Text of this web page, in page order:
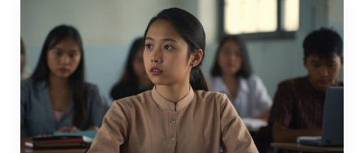
terhadap maskapai penerbangan. Mahasiswa
doktoral menyerahkan makalah dengan
puluhan sitasi fiktif. Di luar […]